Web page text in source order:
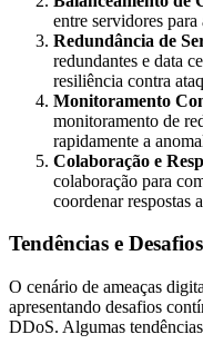
entre servidores
Redundância de
redundantes e data
resiliência contra
Monitoramento
monitoramento de
rapidamente a
Colaboração e
colaboração para
coordenar respostas
Tendências e
O cenário de ameaças
apresentando desafios
DDoS. Algumas